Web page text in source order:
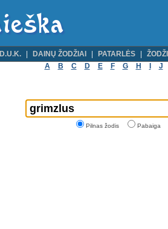
D.U.K. DAINŲ ŽODŽIAI PATARLĖS
A
B C D E F G H J
Pilnas žodis Pabaiga